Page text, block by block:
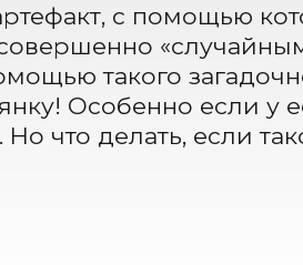
с помощью
такого
Особенно если у
что делать, если